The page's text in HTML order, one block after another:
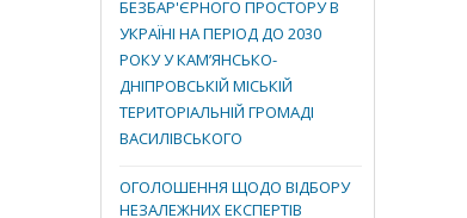
БЕЗБАР'ЄРНОГО ПРОСТОРУ В
УКРАЇНІ НА ПЕРІОД ДО 2030
РОКУ У КАМ’ЯНСЬКО-
ДНІПРОВСЬКІЙ МІСЬКІЙ
ТЕРИТОРІАЛЬНІЙ ГРОМАДІ
ВАСИЛІВСЬКОГО
ОГОЛОШЕННЯ ЩОДО ВІДБОРУ
НЕЗАЛЕЖНИХ ЕКСПЕРТІВ